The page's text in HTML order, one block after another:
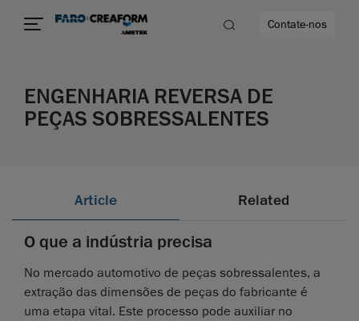
Contate-nos
ENGENHARIA REVERSA DE
PEÇAS SOBRESSALENTES
Article Related
O que a indústria precisa
No mercado automotivo de peças sobressalentes, a
extração das dimensões de peças do fabricante é
uma etapa vital. Este processo pode auxiliar no